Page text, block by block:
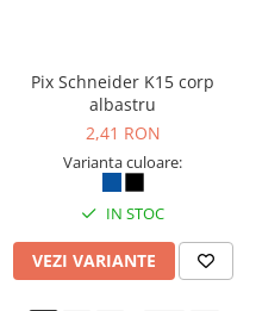
Pix Schneider K15 corp
albastru
2,41 RON
Varianta culoare:
IN STOC
VEZI VARIANTE